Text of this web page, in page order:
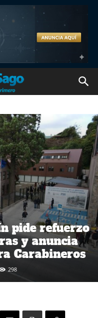
pide refuerzo
y anuncia
Carabineros
298